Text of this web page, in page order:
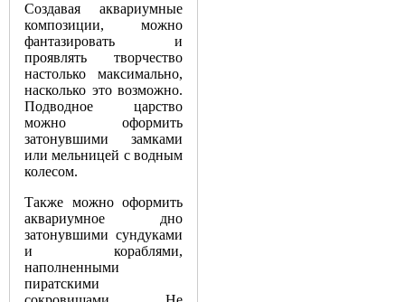
Создавая аквариумные
композиции, можно
фантазировать и
проявлять творчество
настолько максимально,
насколько это возможно.
Подводное царство
можно оформить
затонувшими замками
или мельницей с водным
колесом.
Также можно оформить
аквариумное дно
затонувшими сундуками
и кораблями,
наполненными
пиратскими